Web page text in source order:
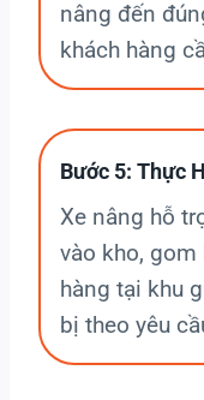
nâng đến
khách hàng
Bước 5: Thực
Xe nâng hỗ
vào kho, gom
hàng tại khu
bị theo yêu